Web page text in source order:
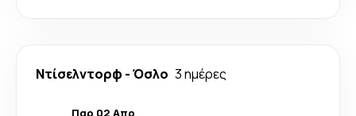
Ντίσελντορφ -Όσλο 3 ημέρες
Παρ 02 Απρ